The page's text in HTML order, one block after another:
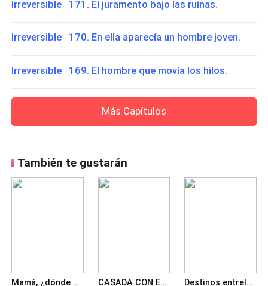
Irreversible 171. El juramento bajo las ruinas.
Irreversible 170. En ella aparecía un hombre joven.
Irreversible 169. El hombre que movía los hilos.
Más Capítulos
También te gustarán
Mamá, ¿dónde está Papá? El Regreso de los hijos abanados CASADA CON EL SUEGRO DE MI EX. ATERRIZAJE EN EL CORAZÓN Destinos entrelazados: una niñera en la hacienda